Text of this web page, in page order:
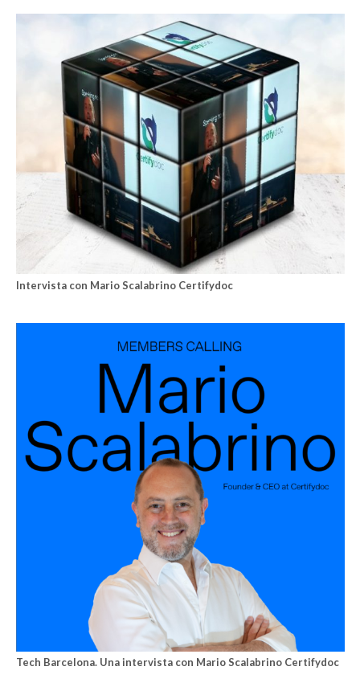
Intervista con Mario Scalabrino Certifydoc
Tech Barcelona. Una intervista con Mario Scalabrino Certifydoc